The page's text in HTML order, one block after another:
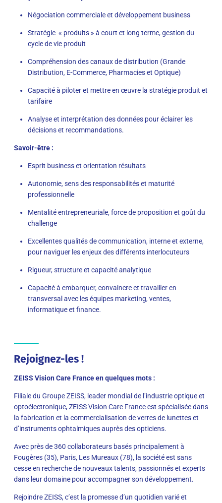
Négociation commerciale et développement business
Stratégie « produits » à court et long terme, gestion du
cycle de vie produit
Compréhension des canaux de distribution (Grande
Distribution, E-Commerce, Pharmacies et Optique)
Capacité à piloter et mettre en œuvre la stratégie produit et
tarifaire
Analyse et interprétation des données pour éclairer les
décisions et recommandations.
Savoir-être :
Esprit business et orientation résultats
Autonomie, sens des responsabilités et maturité
professionnelle
Mentalité entrepreneuriale, force de proposition et goût du
challenge
Excellentes qualités de communication, interne et externe,
pour naviguer les enjeux des différents interlocuteurs
Rigueur, structure et capacité analytique
Capacité à embarquer, convaincre et travailler en
transversal avec les équipes marketing, ventes,
informatique et finance.
Rejoignez-les !
ZEISS Vision Care France en quelques mots :
Filiale du Groupe ZEISS, leader mondial de l’industrie optique et
optoélectronique, ZEISS Vision Care France est spécialisée dans
la fabrication et la commercialisation de verres de lunettes et
d’instruments ophtalmiques auprès des opticiens.
Avec près de 360 collaborateurs basés principalement à
Fougères (35), Paris, Les Mureaux (78), la société est sans
cesse en recherche de nouveaux talents, passionnés et experts
dans leur domaine pour accompagner son développement.
Rejoindre ZEISS, c’est la promesse d’un quotidien varié et